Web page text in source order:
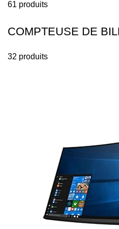
61 produits
COMPTEUSE DE
32 produits